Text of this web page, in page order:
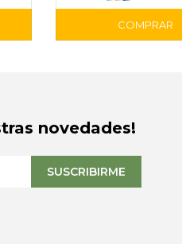
novedades!
SUSCRIBIRME